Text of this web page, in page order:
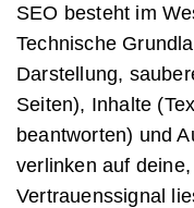
SEO besteht im
Technische
Darstellung,
Seiten), Inhalte
beantworten) und
verlinken auf
Vertrauenssignal